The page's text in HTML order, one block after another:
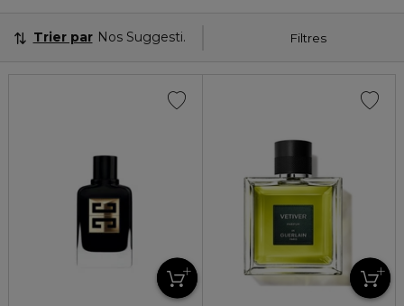
Filtres
Trier par Nos Suggestions